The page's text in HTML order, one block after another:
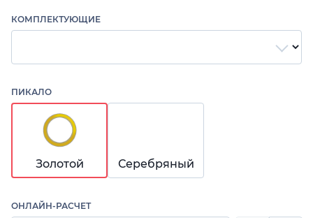
КОМПЛЕКТУЮЩИЕ
ПИКАЛО
Золотой Серебряный
ОНЛАЙН-РАСЧЕТ